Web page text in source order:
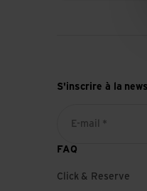
S'inscrire à la
E-mail *
FAQ
Click & Reserve